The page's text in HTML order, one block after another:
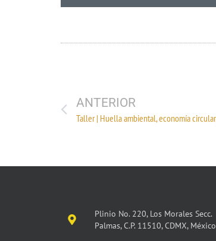
ANTERIOR
Plinio No. 220, Los Morales Secc.
Palmas, C.P. 11510, CDMX, México